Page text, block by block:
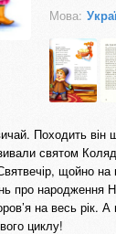
Мова:
Походить він
святом
щойно
про
на весь
циклу!